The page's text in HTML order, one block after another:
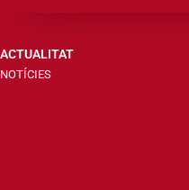
ACTUALITAT
NOTÍCIES